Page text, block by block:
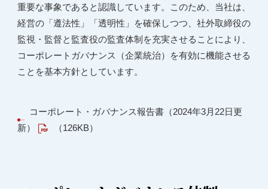
重要な事象であると認識しています。このため、当社は、
経営の「遵法性」「透明性」を確保しつつ、社外取締役の
監視・監督と監査役の監査体制を充実させることにより、
コーポレートガバナンス（企業統治）を有効に機能させる
ことを基本方針としています。
コーポレート・ガバナンス報告書（2024年3月22日更
新）
（126KB）